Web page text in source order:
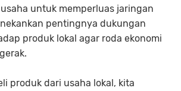
untuk memperluas jaringan
pentingnya dukungan
produk lokal agar roda ekonomi
produk dari usaha lokal, kita